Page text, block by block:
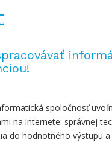
spoločnosť
na internete: správnej
do hodnotného výstupu